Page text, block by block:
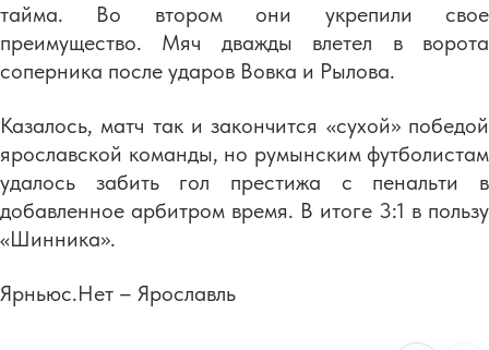
тайма. Во втором они укрепили свое
преимущество. Мяч дважды влетел в ворота
соперника после ударов Вовка и Рылова.
Казалось, матч так и закончится «сухой» победой
ярославской команды, но румынским футболистам
удалось забить гол престижа с пенальти в
добавленное арбитром время. В итоге 3:1 в пользу
«Шинника».
Ярньюс.Нет – Ярославль